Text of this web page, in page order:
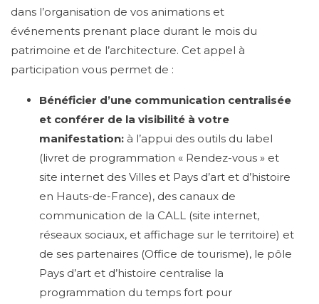
dans l’organisation de vos animations et
événements prenant place durant le mois du
patrimoine et de l’architecture. Cet appel à
participation vous permet de :
Bénéficier d’une communication centralisée
et conférer de la visibilité à votre
manifestation: à l’appui des outils du label
(livret de programmation « Rendez-vous » et
site internet des Villes et Pays d’art et d’histoire
en Hauts-de-France), des canaux de
communication de la CALL (site internet,
réseaux sociaux, et affichage sur le territoire) et
de ses partenaires (Office de tourisme), le pôle
Pays d’art et d’histoire centralise la
programmation du temps fort pour